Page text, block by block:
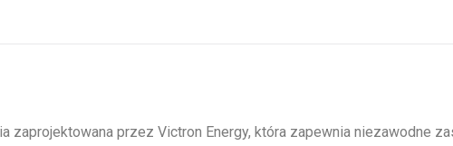
zaprojektowana przez Victron Energy, która zapewnia niezawodne